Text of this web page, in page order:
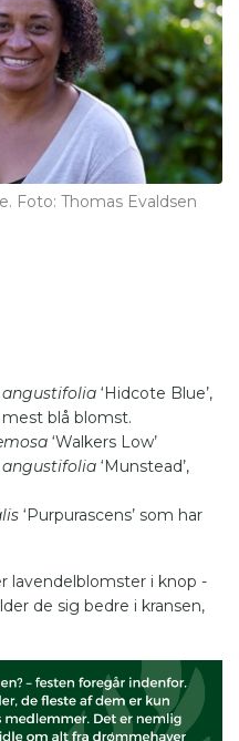
Foto: Thomas Evaldsen
angustifolia ‘Hidcote Blue’,
blå blomst.
‘Walkers Low’
angustifolia ‘Munstead’,
‘Purpurascens’ som har
lavendelblomster i knop -
de sig bedre i kransen,